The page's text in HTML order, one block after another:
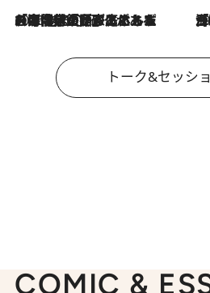
2026.8.3
「今後値上げがあるとすれば…」「リスクがあるのは今年の冬」エネルギー専門家が語る、ホルムズ海峡封鎖が家庭にもたらす“ある心配” 「住宅建てられな
トーク&セッシ
COMIC &